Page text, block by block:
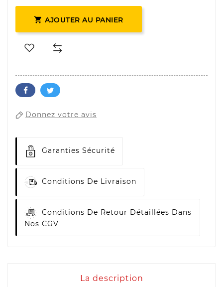
 AJOUTER AU PANIER
Donnez votre avis
Garanties Sécurité
Conditions De Livraison
Conditions De Retour Détaillées Dans
Nos CGV
La description